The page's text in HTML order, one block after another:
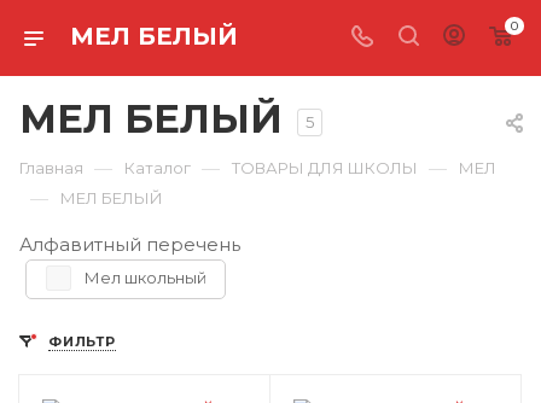
МЕЛ БЕЛЫЙ 0
МЕЛ БЕЛЫЙ 5
Главная — Каталог — ТОВАРЫ ДЛЯ ШКОЛЫ — МЕЛ
— МЕЛ БЕЛЫЙ
Алфавитный перечень
Мел школьный
ФИЛЬТР